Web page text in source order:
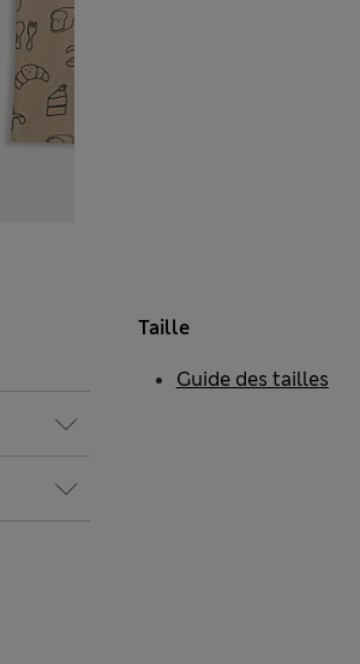
Taille
Guide des tailles